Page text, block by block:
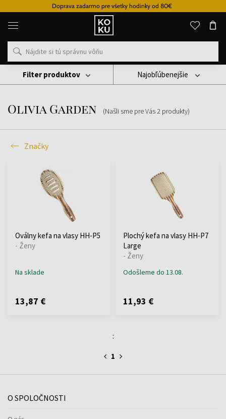
Doprava zadarmo pre všetky hodinky od 80€
Originálne
parfémy
hodinky
na
mieste
Značky
Olivia Garden
Olivia Garden (Našli sme pre Vás2 produkty)
Najobľúbenejšie
Značky
Filter produktov
Oválny kefa na vlasy HH-P5
- Ženy
Na sklade
13,87 €
Plochý kefa na vlasy HH-P7
Large
- Ženy
Odošleme do 13.08.
11,93 €
:
1
O SPOLOČNOSTI